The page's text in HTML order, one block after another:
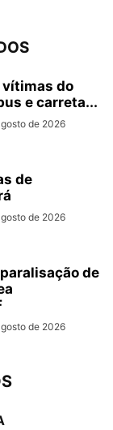
vítimas do
e carreta...
de 2026
de
de 2026
de
de 2026